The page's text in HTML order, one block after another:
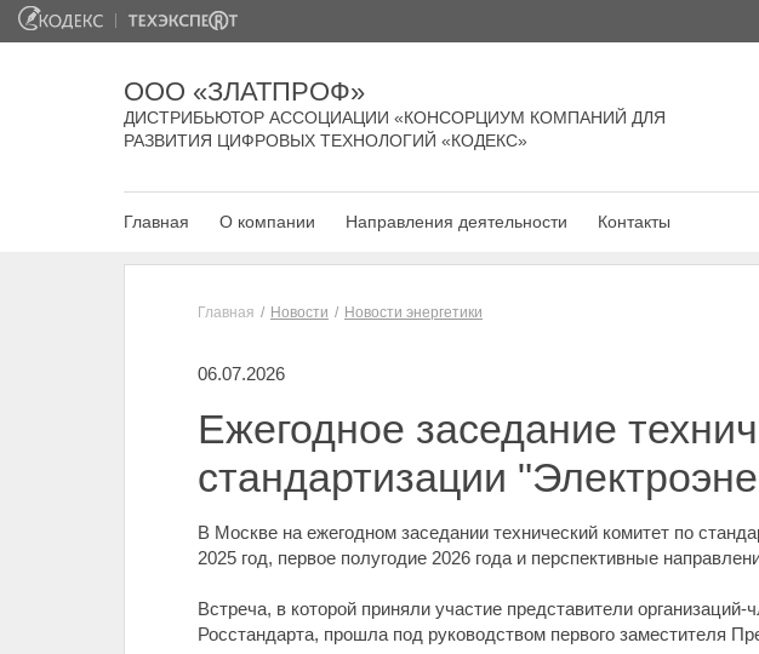
ООО «ЗЛАТПРОФ»
ДИСТРИБЬЮТОР АССОЦИАЦИИ «КОНСОРЦИУМ КОМПАНИЙ ДЛЯ
РАЗВИТИЯ ЦИФРОВЫХ ТЕХНОЛОГИЙ «КОДЕКС»
Главная О компании Направления деятельности Контакты
Главная Новости Новости энергетики
06.07.2026
Ежегодное заседание
стандартизации
В Москве на ежегодном заседании технический комитет по
2025 год, первое полугодие 2026 года и перспективные
Встреча, в которой приняли участие представители
Росстандарта, прошла под руководством первого